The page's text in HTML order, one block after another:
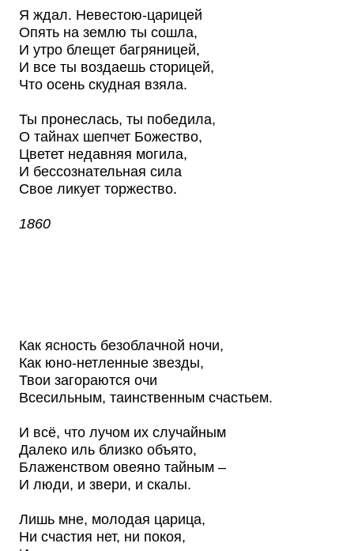
Я ждал. Невестою-царицей
Опять на землю ты сошла,
И утро блещет багряницей,
И все ты воздаешь сторицей,
Что осень скудная взяла.
Ты пронеслась, ты победила,
О тайнах шепчет Божество,
Цветет недавняя могила,
И бессознательная сила
Свое ликует торжество.
1860
Как ясность безоблачной ночи,
Как юно-нетленные звезды,
Твои загораются очи
Всесильным, таинственным счастьем.
И всё, что лучом их случайным
Далеко иль близко объято,
Блаженством овеяно тайным –
И люди, и звери, и скалы.
Лишь мне, молодая царица,
Ни счастия нет, ни покоя,